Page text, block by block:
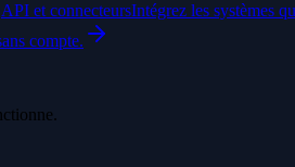
API et connecteursIntégrez les systèmes
compte.